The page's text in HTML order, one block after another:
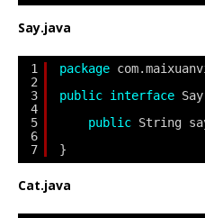
Say.java
1
2
3
4
5
6
7
package
public interface
public String
}
Cat.java